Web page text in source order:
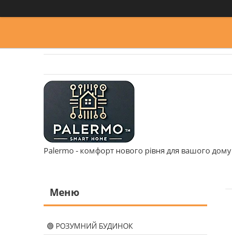
Palermo - комфорт нового рівня для вашого дому
🟢 РОЗУМНИЙ БУДИНОК